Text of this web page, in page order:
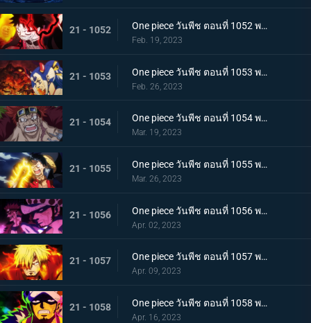
21 - 1052 One piece วันพีช ตอนที่ 1052 พากย์ไทย สถาการณ์ตึงเครียด! จุดจบของโอนิกาชิมะ!
Feb. 19, 2023
21 - 1053 One piece วันพีช ตอนที่ 1053 พากย์ไทย ซันจิกลายพันธุ์ แขนทั้ง 2 เจอวิกฤติ!
Feb. 26, 2023
21 - 1054 One piece วันพีช ตอนที่ 1054 พากย์ไทย คู่หูต้องตาย! เดิมพันมรณะของคิลเลอร์
Mar. 19, 2023
21 - 1055 One piece วันพีช ตอนที่ 1055 พากย์ไทย ร่างเงาดึงเชือก! โอนิกาชิมะในเปลวเพลิง
Mar. 26, 2023
21 - 1056 One piece วันพีช ตอนที่ 1056 พากย์ไทย การโต้กลับ! ท่าผสานของคิดกับลอว์โต้กลับ
Apr. 02, 2023
21 - 1057 One piece วันพีช ตอนที่ 1057 พากย์ไทย เพื่อลูฟี่ คำสาบานของซันจิกับโซโร
Apr. 09, 2023
21 - 1058 One piece วันพีช ตอนที่ 1058 พากย์ไทย การจู่โจมของนักบวชเพลิงผลาญ เงื้อมมือปีศาจของโอโรจิที่คืบคลานเข้ามา
Apr. 16, 2023